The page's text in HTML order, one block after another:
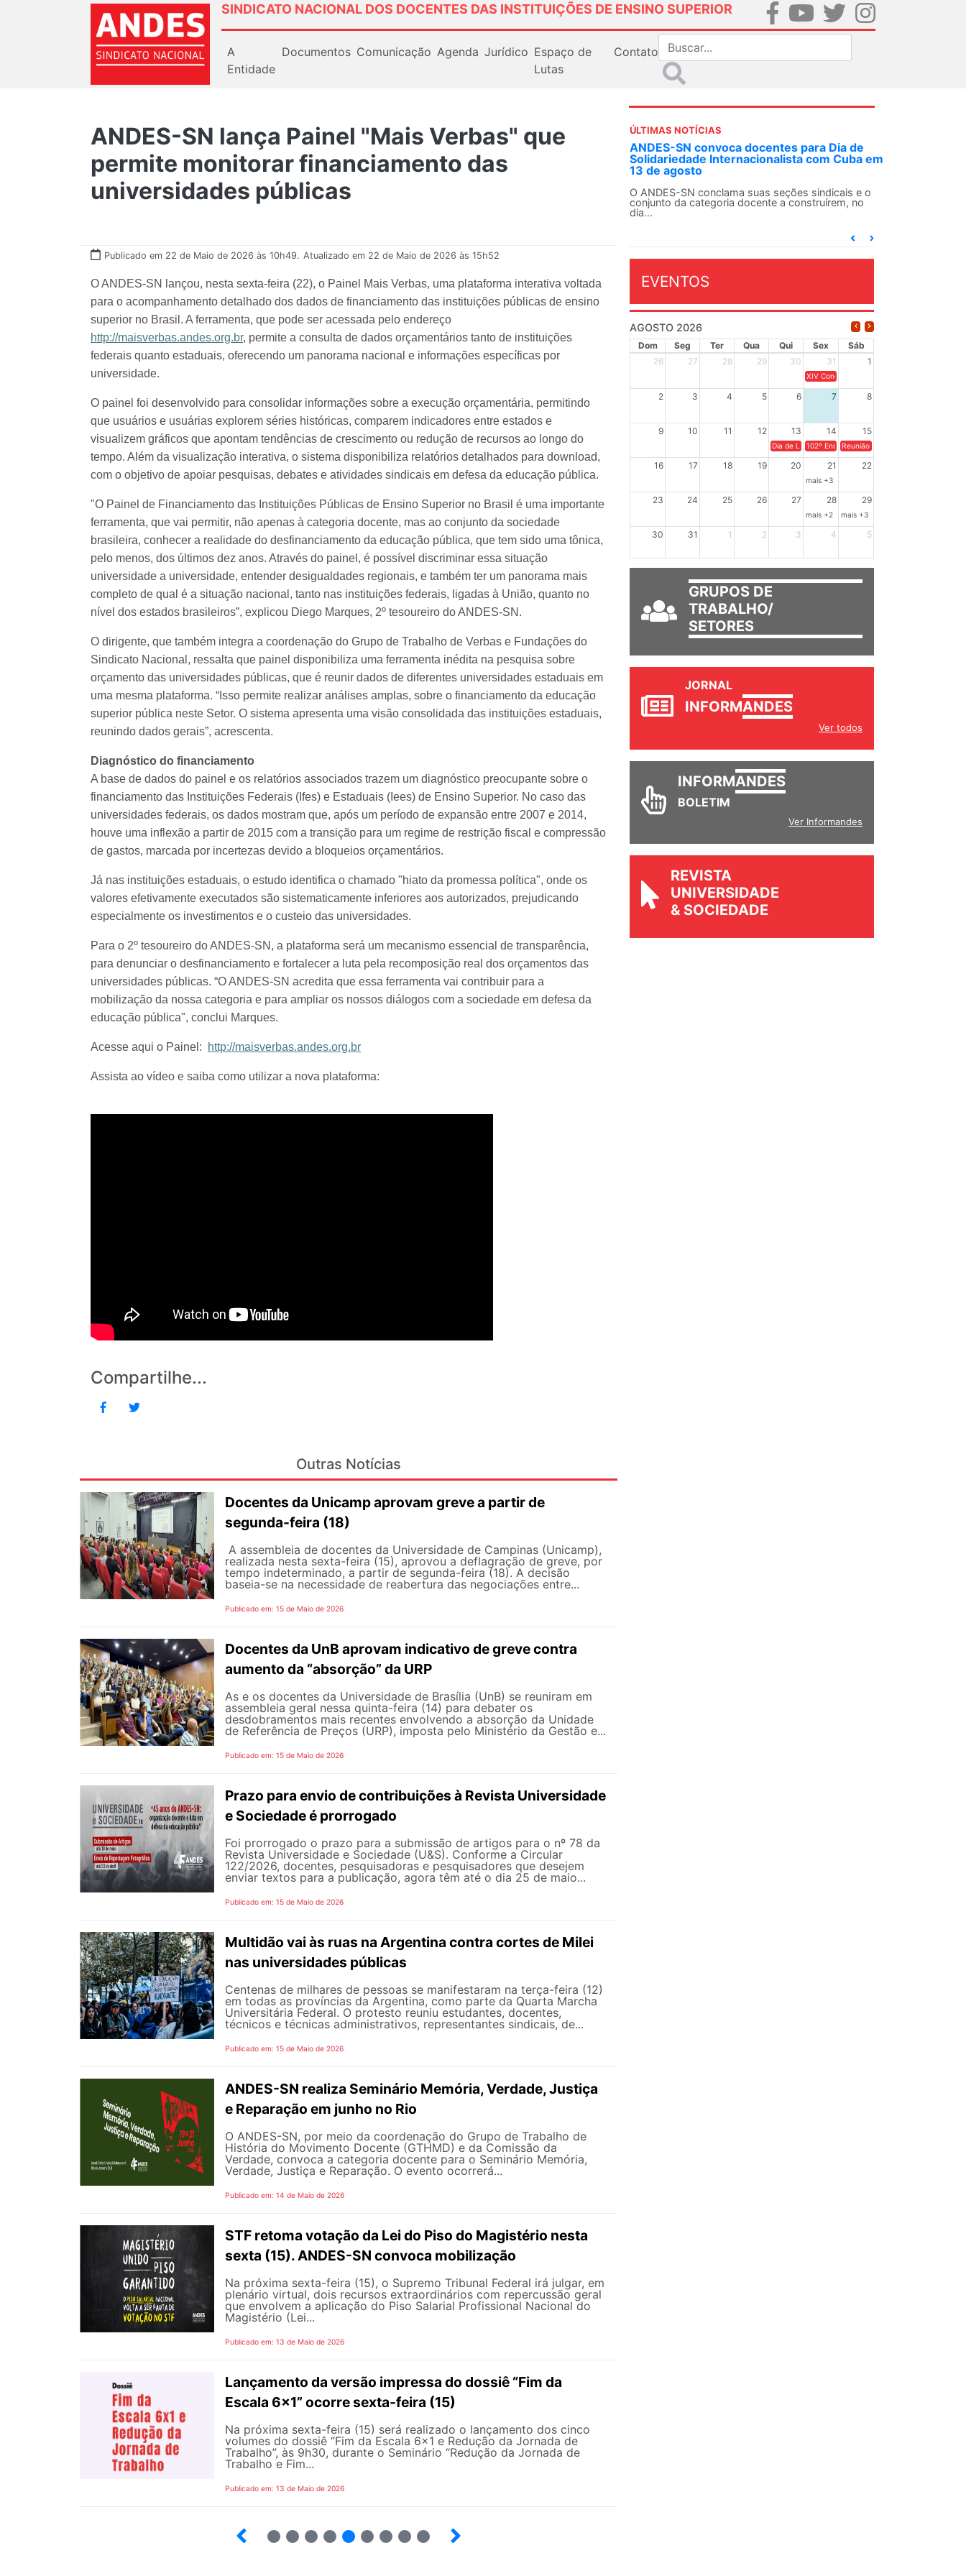
SINDICATO NACIONAL DOS DOCENTES DAS INSTITUIÇÕES DE ENSINO SUPERIOR
A
Entidade
Documentos Comunicação Agenda Jurídico Espaço de
Lutas
Contato
ANDES-SN lança Painel "Mais Verbas" que
permite monitorar financiamento das
universidades públicas
Publicado em 22 de Maio de 2026 às 10h49. Atualizado em 22 de Maio de 2026 às 15h52
O ANDES-SN lançou, nesta sexta-feira (22), o Painel Mais Verbas, uma plataforma interativa voltada
para o acompanhamento detalhado dos dados de financiamento das instituições públicas de ensino
superior no Brasil. A ferramenta, que pode ser acessada pelo endereço
http://maisverbas.andes.org.br, permite a consulta de dados orçamentários tanto de instituições
federais quanto estaduais, oferecendo um panorama nacional e informações específicas por
universidade.
O painel foi desenvolvido para consolidar informações sobre a execução orçamentária, permitindo
que usuários e usuárias explorem séries históricas, comparem indicadores entre estados e
visualizem gráficos que apontam tendências de crescimento ou redução de recursos ao longo do
tempo. Além da visualização interativa, o sistema disponibiliza relatórios detalhados para download,
com o objetivo de apoiar pesquisas, debates e atividades sindicais em defesa da educação pública.
"O Painel de Financiamento das Instituições Públicas de Ensino Superior no Brasil é uma importante
ferramenta, que vai permitir, não apenas à categoria docente, mas ao conjunto da sociedade
brasileira, conhecer a realidade do desfinanciamento da educação pública, que tem sido uma tônica,
pelo menos, dos últimos dez anos. Através do painel, é possível discriminar essa situação
universidade a universidade, entender desigualdades regionais, e também ter um panorama mais
completo de qual é a situação nacional, tanto nas instituições federais, ligadas à União, quanto no
nível dos estados brasileiros”, explicou Diego Marques, 2º tesoureiro do ANDES-SN.
O dirigente, que também integra a coordenação do Grupo de Trabalho de Verbas e Fundações do
Sindicato Nacional, ressalta que painel disponibiliza uma ferramenta inédita na pesquisa sobre
orçamento das universidades públicas, que é reunir dados de diferentes universidades estaduais em
uma mesma plataforma. “Isso permite realizar análises amplas, sobre o financiamento da educação
superior pública neste Setor. O sistema apresenta uma visão consolidada das instituições estaduais,
reunindo dados gerais”, acrescenta.
Diagnóstico do financiamento
A base de dados do painel e os relatórios associados trazem um diagnóstico preocupante sobre o
financiamento das Instituições Federais (Ifes) e Estaduais (Iees) de Ensino Superior. No caso das
universidades federais, os dados mostram que, após um período de expansão entre 2007 e 2014,
houve uma inflexão a partir de 2015 com a transição para um regime de restrição fiscal e compressão
de gastos, marcada por incertezas devido a bloqueios orçamentários.
Já nas instituições estaduais, o estudo identifica o chamado "hiato da promessa política", onde os
valores efetivamente executados são sistematicamente inferiores aos autorizados, prejudicando
especialmente os investimentos e o custeio das universidades.
Para o 2º tesoureiro do ANDES-SN, a plataforma será um mecanismo essencial de transparência,
para denunciar o desfinanciamento e fortalecer a luta pela recomposição real dos orçamentos das
universidades públicas. “O ANDES-SN acredita que essa ferramenta vai contribuir para a
mobilização da nossa categoria e para ampliar os nossos diálogos com a sociedade em defesa da
educação pública", conclui Marques.
Acesse aqui o Painel: http://maisverbas.andes.org.br
Assista ao vídeo e saiba como utilizar a nova plataforma:
Compartilhe...
Outras Notícias
Docentes da Unicamp aprovam greve a partir de
segunda-feira (18)
A assembleia de docentes da Universidade de Campinas (Unicamp),
realizada nesta sexta-feira (15), aprovou a deflagração de greve, por
tempo indeterminado, a partir de segunda-feira (18). A decisão
baseia-se na necessidade de reabertura das negociações entre...
Publicado em: 15 de Maio de 2026
Docentes da UnB aprovam indicativo de greve contra
aumento da “absorção” da URP
As e os docentes da Universidade de Brasília (UnB) se reuniram em
assembleia geral nessa quinta-feira (14) para debater os
desdobramentos mais recentes envolvendo a absorção da Unidade
de Referência de Preços (URP), imposta pelo Ministério da Gestão e...
Publicado em: 15 de Maio de 2026
Prazo para envio de contribuições à Revista Universidade
e Sociedade é prorrogado
Foi prorrogado o prazo para a submissão de artigos para o nº 78 da
Revista Universidade e Sociedade (U&S). Conforme a Circular
122/2026, docentes, pesquisadoras e pesquisadores que desejem
enviar textos para a publicação, agora têm até o dia 25 de maio...
Publicado em: 15 de Maio de 2026
Multidão vai às ruas na Argentina contra cortes de Milei
nas universidades públicas
Centenas de milhares de pessoas se manifestaram na terça-feira (12)
em todas as províncias da Argentina, como parte da Quarta Marcha
Universitária Federal. O protesto reuniu estudantes, docentes,
técnicos e técnicas administrativos, representantes sindicais, de...
Publicado em: 15 de Maio de 2026
ANDES-SN realiza Seminário Memória, Verdade, Justiça
e Reparação em junho no Rio
O ANDES-SN, por meio da coordenação do Grupo de Trabalho de
História do Movimento Docente (GTHMD) e da Comissão da
Verdade, convoca a categoria docente para o Seminário Memória,
Verdade, Justiça e Reparação. O evento ocorrerá...
Publicado em: 14 de Maio de 2026
STF retoma votação da Lei do Piso do Magistério nesta
sexta (15). ANDES-SN convoca mobilização
Na próxima sexta-feira (15), o Supremo Tribunal Federal irá julgar, em
plenário virtual, dois recursos extraordinários com repercussão geral
que envolvem a aplicação do Piso Salarial Profissional Nacional do
Magistério (Lei...
Publicado em: 13 de Maio de 2026
Lançamento da versão impressa do dossiê “Fim da
Escala 6×1” ocorre sexta-feira (15)
Na próxima sexta-feira (15) será realizado o lançamento dos cinco
volumes do dossiê “Fim da Escala 6×1 e Redução da Jornada de
Trabalho”, às 9h30, durante o Seminário “Redução da Jornada de
Trabalho e Fim...
Publicado em: 13 de Maio de 2026
ÚLTIMAS NOTÍCIAS
ANDES-SN convoca docentes para Dia de
Solidariedade Internacionalista com Cuba em
13 de agosto
O ANDES-SN conclama suas seções sindicais e o
conjunto da categoria docente a construírem, no
dia...
EVENTOS
AGOSTO 2026
Dom Seg Ter Qua Qui Sex
Sáb
26
27 28 29 30 31 1
XIV Congresso Brasileiro de
2 3 4 5 6 7 8
9 10 11 12 13 14 15
Dia de Luta em Defesa de Cuba e da Soberania dos
102º Encontro da Regional Leste, “Em terra
Reunião GTPE.
16 17 18 19 20 21 22
mais +3
23 24 25 26 27 28 29
mais +2 mais +3
30 31 1 2 3 4 5
GRUPOS DE
TRABALHO/
SETORES
JORNAL
INFORMANDES
Ver todos
INFORMANDES
BOLETIM
Ver Informandes
REVISTA
UNIVERSIDADE
& SOCIEDADE